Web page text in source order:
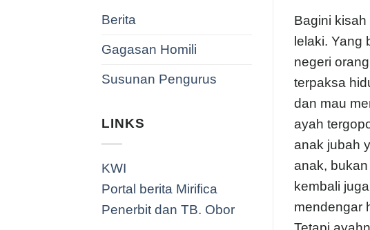
Berita
Gagasan Homili
Susunan Pengurus
LINKS
KWI
Portal berita Mirifica
Penerbit dan TB. Obor
Bagini
lelaki. Yang
negeri
terpaksa
dan mau
ayah
anak jubah
anak,
kembali
mendengar